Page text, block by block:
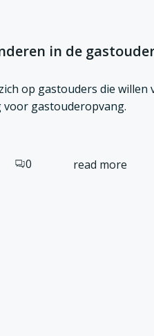
in de
op gastouders die willen
gastouderopvang.
0 read more